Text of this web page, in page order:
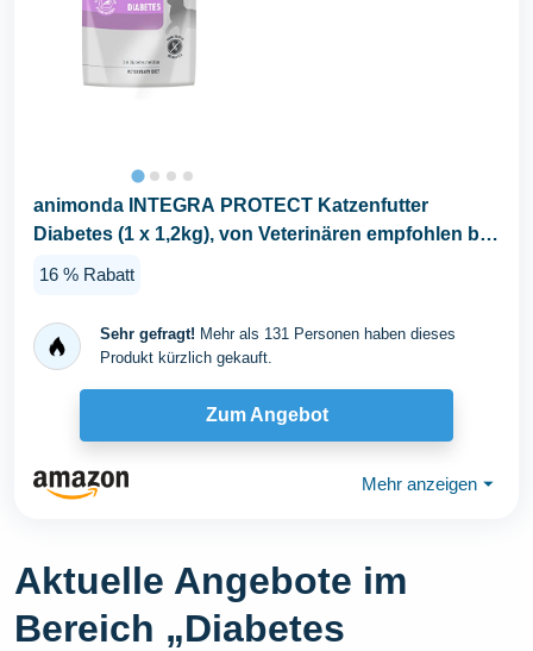
animonda INTEGRA PROTECT Katzenfutter
Diabetes (1 x 1,2kg), von Veterinären empfohlen bei
16 % Rabatt
Sehr gefragt! Mehr als 131 Personen haben dieses
Produkt kürzlich gekauft.
Zum Angebot
Mehr anzeigen ⏷
Aktuelle Angebote im
Bereich „Diabetes